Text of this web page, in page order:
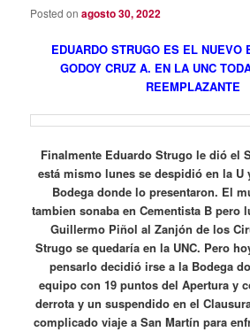
Posted onagosto 30, 2022
EDUARDO STRUGO ES EL NUEVO
GODOY CRUZ A. EN LA UNC
REEMPLAZANTE
Finalmente Eduardo Strugo le dió el
está mismo lunes se despidió en la U
Bodega donde lo presentaron. El
tambien sonaba en Cementista B pero
Guillermo Piñol al Zanjón de los
Strugo se quedaría en la UNC. Pero
pensarlo decidió irse a la Bodega
equipo con 19 puntos del Apertura y
derrota y un suspendido en el
complicado viaje a San Martín para